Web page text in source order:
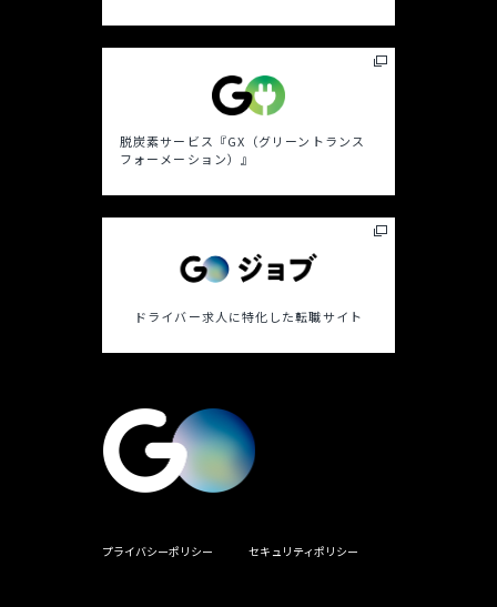
脱炭素サービス 『GX（グリーントランス
フォーメーション）』
ドライバー求人に特化した転職サイト
プライバシーポリシー セキュリティポリシー